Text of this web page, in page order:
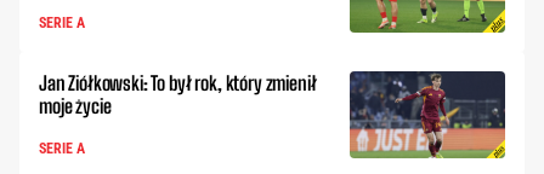
SERIE A
Jan Ziółkowski: To był rok, który zmienił
moje życie
SERIE A